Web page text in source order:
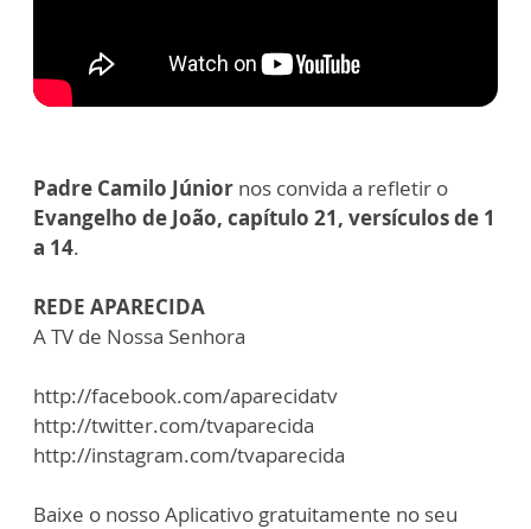
Padre Camilo Júnior nos convida a refletir o
Evangelho de João, capítulo 21, versículos de 1
a 14.
REDE APARECIDA
A TV de Nossa Senhora
http://facebook.com/aparecidatv
http://twitter.com/tvaparecida
http://instagram.com/tvaparecida
Baixe o nosso Aplicativo gratuitamente no seu